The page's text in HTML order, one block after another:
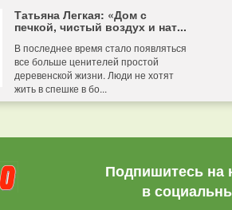
Татьяна Легкая: «Дом с
печкой, чистый воздух и нат...
В последнее время стало появляться
все больше ценителей простой
деревенской жизни. Люди не хотят
жить в спешке в бо...
Подпишитесь на
в